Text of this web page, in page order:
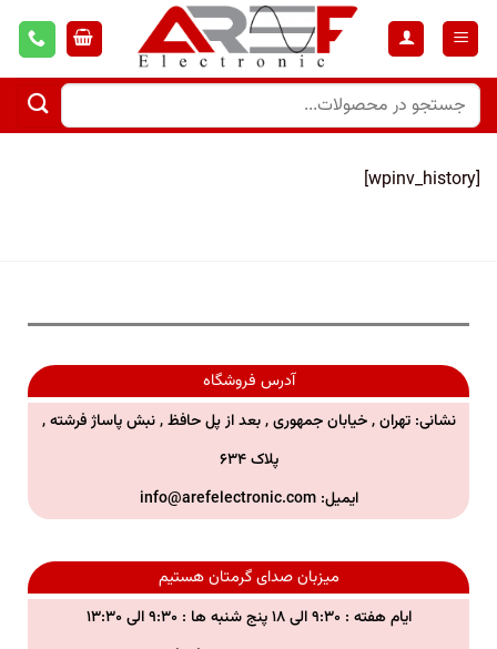
[wpinv_history]
آدرس فروشگاه
نشانی: تهران , خیابان جمهوری , بعد از پل حافظ , نبش پاساژ فرشته ,
پلاک ۶۳۴
ایمیل:info@arefelectronic.com
میزبان صدای گرمتان هستیم
ایام هفته : ۹:۳۰ الی ۱۸ پنج شنبه ها : ۹:۳۰ الی ۱۳:۳۰